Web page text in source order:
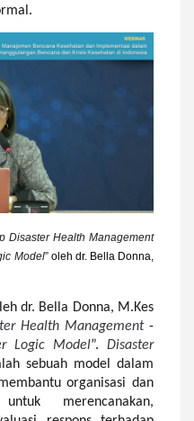
Disaster Health Management
Model”oleh dr. Bella Donna,
dr. Bella Donna, M.Kes
Health Management-
Logic Model”. Disaster
sebuah model dalam
organisasi dan
merencanakan,